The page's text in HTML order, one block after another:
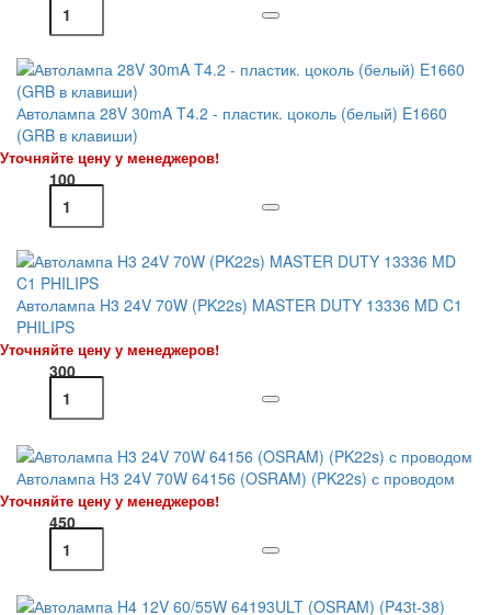
Автолампа 28V 30mA T4.2 - пластик. цоколь (белый) E1660
(GRB в клавиши)
Уточняйте цену у менеджеров!
100
Автолампа H3 24V 70W (PK22s) MASTER DUTY 13336 MD C1
PHILIPS
Уточняйте цену у менеджеров!
300
Автолампа H3 24V 70W 64156 (OSRAM) (PK22s) с проводом
Уточняйте цену у менеджеров!
450